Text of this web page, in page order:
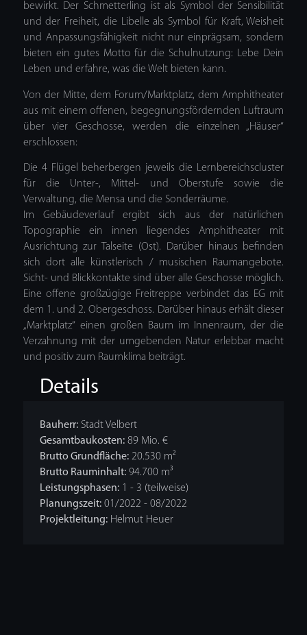
bewirkt. Der Schmetterling ist als Symbol der Sensibilität
und der Freiheit, die Libelle als Symbol für Kraft, Weisheit
und Anpassungsfähigkeit nicht nur einprägsam, sondern
bieten ein gutes Motto für die Schulnutzung: Lebe Dein
Leben und erfahre, was die Welt bieten kann.
Von der Mitte, dem Forum/Marktplatz, dem Amphitheater
aus mit einem offenen, begegnungsfördernden Luftraum
über vier Geschosse, werden die einzelnen „Häuser“
erschlossen:
Die 4 Flügel beherbergen jeweils die Lernbereichscluster
für die Unter-, Mittel- und Oberstufe sowie die
Verwaltung, die Mensa und die Sonderräume.
Im Gebäudeverlauf ergibt sich aus der natürlichen
Topographie ein innen liegendes Amphitheater mit
Ausrichtung zur Talseite (Ost). Darüber hinaus befinden
sich dort alle künstlerisch / musischen Raumangebote.
Sicht- und Blickkontakte sind über alle Geschosse möglich.
Eine offene großzügige Freitreppe verbindet das EG mit
dem 1. und 2. Obergeschoss. Darüber hinaus erhält dieser
„Marktplatz“ einen großen Baum im Innenraum, der die
Verzahnung mit der umgebenden Natur erlebbar macht
und positiv zum Raumklima beiträgt.
Details
Bauherr:Stadt Velbert
Gesamtbaukosten:89 Mio. €
Brutto Grundfläche:20.530 m²
Brutto Rauminhalt:94.700 m³
Leistungsphasen:1 - 3 (teilweise)
Planungszeit:01/2022 - 08/2022
Projektleitung:Helmut Heuer